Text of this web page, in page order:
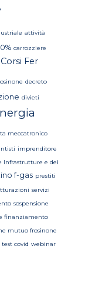
attività
carrozziere
Corsi Fer
decreto
divieti
meccatronico
imprenditore
Infrastrutture e dei
f-gas prestiti
servizi
sospensione
finanziamento
mutuo frosinone
test covid webinar